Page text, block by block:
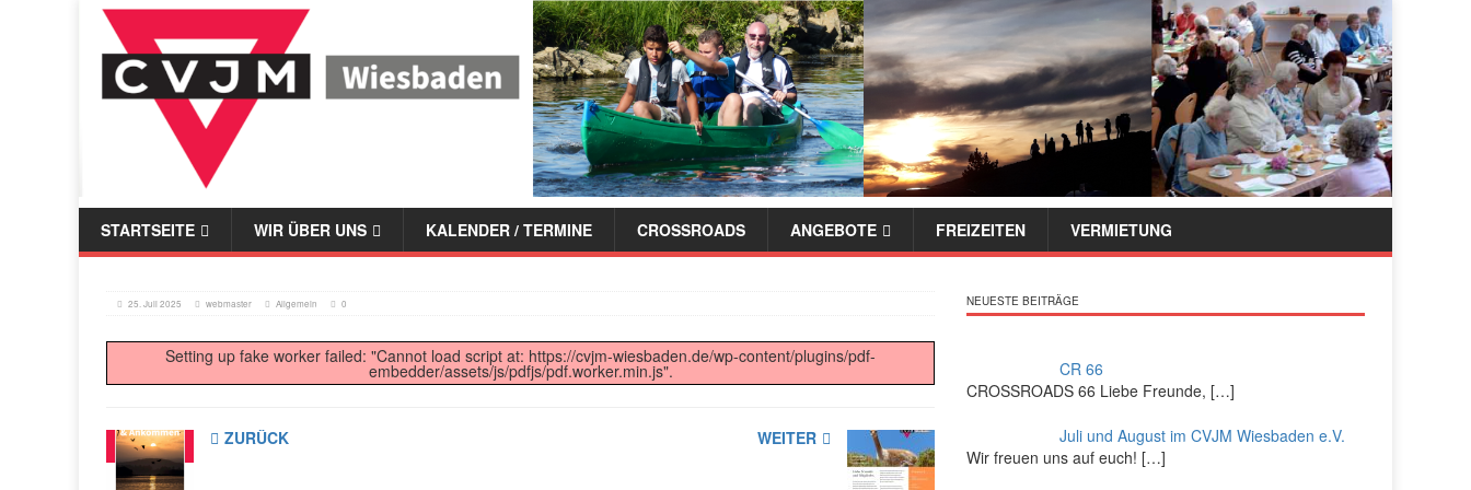
STARTSEITE WIR ÜBER UNS KALENDER / TERMINE CROSSROADS ANGEBOTE FREIZEITEN VERMIETUNG
25. Juli 2025 webmaster Allgemein 0
Setting up fake worker failed: "Cannot load script at: https://cvjm-wiesbaden.de/wp-content/plugins/pdf-
embedder/assets/js/pdfjs/pdf.worker.min.js".
ZURÜCK WEITER
NEUESTE BEITRÄGE
CR 66
CROSSROADS 66 Liebe Freunde, […]
Juli und August im CVJM Wiesbaden e.V.
Wir freuen uns auf euch! […]